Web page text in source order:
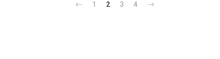
1 2 3 4